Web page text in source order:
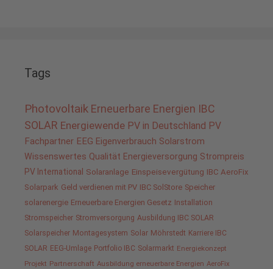
Tags
Photovoltaik Erneuerbare Energien IBC
SOLAR Energiewende PV in Deutschland PV
Fachpartner EEG Eigenverbrauch Solarstrom
Wissenswertes Qualität Energieversorgung Strompreis
PV International Solaranlage Einspeisevergütung IBC AeroFix
Solarpark Geld verdienen mit PV IBC SolStore Speicher
solarenergie Erneuerbare Energien Gesetz Installation
Stromspeicher Stromversorgung Ausbildung IBC SOLAR
Solarspeicher Montagesystem Solar Möhrstedt Karriere IBC
SOLAR EEG-Umlage Portfolio IBC Solarmarkt Energiekonzept
Projekt Partnerschaft Ausbildung erneuerbare Energien AeroFix